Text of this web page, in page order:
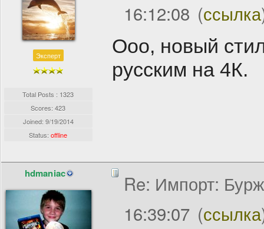
Эксперт
Total Posts : 1323
Scores: 423
Joined: 9/19/2014
Status:offline
16:12:08 (ссылка
Ооо, новый
русским на 4К.
hdmaniac
Re: Импорт:
16:39:07 (ссылка